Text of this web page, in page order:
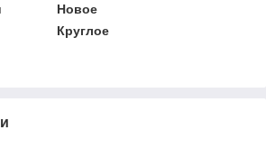
Новое
Круглое